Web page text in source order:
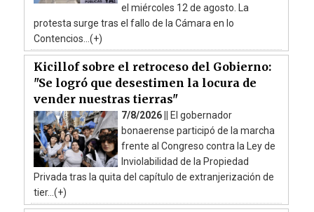
el miércoles 12 de agosto. La
protesta surge tras el fallo de la Cámara en lo
Contencios...(+)
Kicillof sobre el retroceso del Gobierno:
"Se logró que desestimen la locura de
vender nuestras tierras"
7/8/2026 || El gobernador
bonaerense participó de la marcha
frente al Congreso contra la Ley de
Inviolabilidad de la Propiedad
Privada tras la quita del capítulo de extranjerización de
tier...(+)